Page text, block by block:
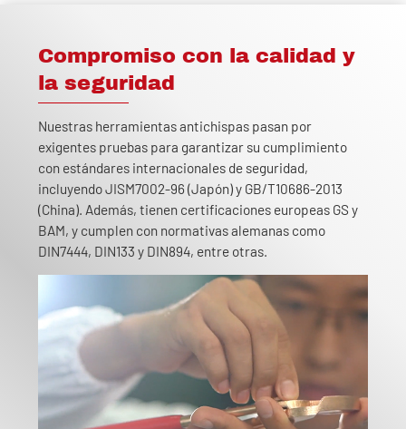
Compromiso con la calidad y
la seguridad
Nuestras herramientas antichispas pasan por
exigentes pruebas para garantizar su cumplimiento
con estándares internacionales de seguridad,
incluyendo JISM7002-96 (Japón) y GB/T10686-2013
(China). Además, tienen certificaciones europeas GS y
BAM, y cumplen con normativas alemanas como
DIN7444, DIN133 y DIN894, entre otras.